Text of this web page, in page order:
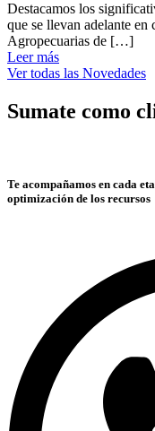
Destacamos los
que se llevan adelante
Agropecuarias de […]
Leer más
Ver todas las Novedades
Sumate como
Te acompañamos en cada
optimización de los recursos